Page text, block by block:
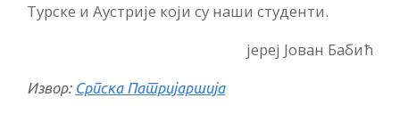
Турске и Аустрије који су наши студенти.
јереј Јован Бабић
Извор: Српска Патријаршија